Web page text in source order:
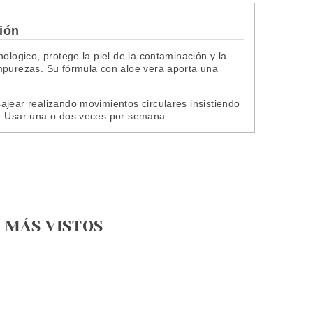
protege la piel de la contaminación y la
Su fórmula con aloe vera aporta una
realizando movimientos circulares insistiendo
una o dos veces por semana.
MÁS VISTOS